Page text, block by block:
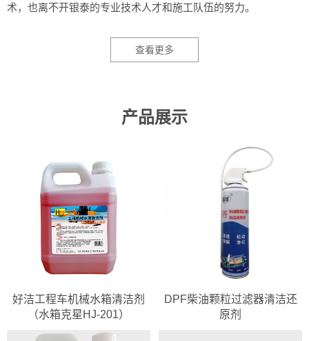
术，也离不开银泰的专业技术人才和施工队伍的努力。
查看更多
产品展示
好洁工程车机械水箱清洁剂
（水箱克星HJ-201）
DPF柴油颗粒过滤器清洁还
原剂